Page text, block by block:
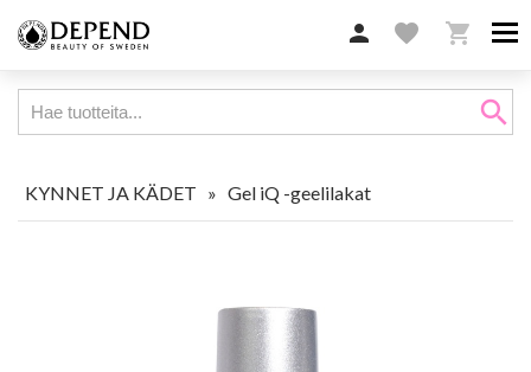
 favorite 
search
KYNNET JA KÄDET » Gel iQ -geelilakat